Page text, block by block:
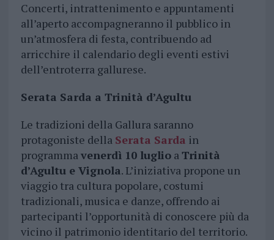
Concerti, intrattenimento e appuntamenti
all’aperto accompagneranno il pubblico in
un’atmosfera di festa, contribuendo ad
arricchire il calendario degli eventi estivi
dell’entroterra gallurese.
Serata Sarda a Trinità d’Agultu
Le tradizioni della Gallura saranno
protagoniste della Serata Sarda in
programmavenerdì 10 luglioaTrinità
d’Agultu e Vignola. L’iniziativa propone un
viaggio tra cultura popolare, costumi
tradizionali, musica e danze, offrendo ai
partecipanti l’opportunità di conoscere più da
vicino il patrimonio identitario del territorio.